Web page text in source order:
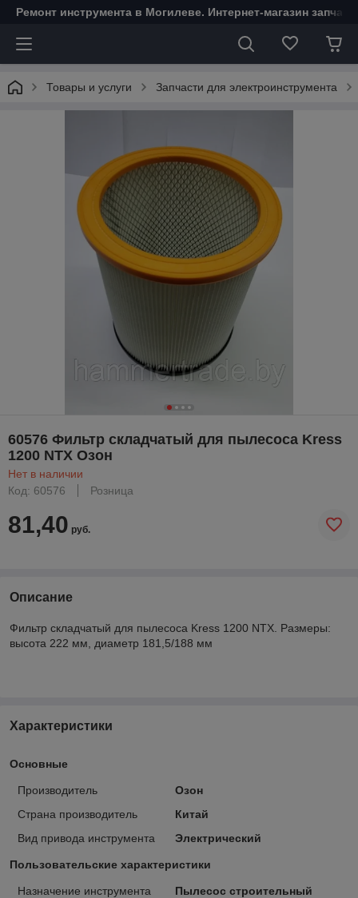
Ремонт инструмента в Могилеве. Интернет-магазин
Товары и услуги Запчасти для электроинструмента
60576 Фильтр складчатый для пылесоса Kress
1200 NTX Озон
Нет в наличии
Код: 60576
Розница
81,40 руб.
Описание
Фильтр складчатый для пылесоса Kress 1200 NTX. Размеры:
высота 222 мм, диаметр 181,5/188 мм
Характеристики
Основные
Производитель
Озон
Страна производитель
Китай
Вид привода инструмента
Электрический
Пользовательские характеристики
Назначение инструмента
Пылесос строительный